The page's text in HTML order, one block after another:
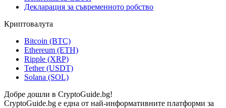
Декларация за съвременното робство
Криптовалута
Bitcoin (BTC)
Ethereum (ETH)
Ripple (XRP)
Tether (USDT)
Solana (SOL)
Добре дошли в CryptoGuide.bg!
CryptoGuide.bg е една от най-информативните платформи за